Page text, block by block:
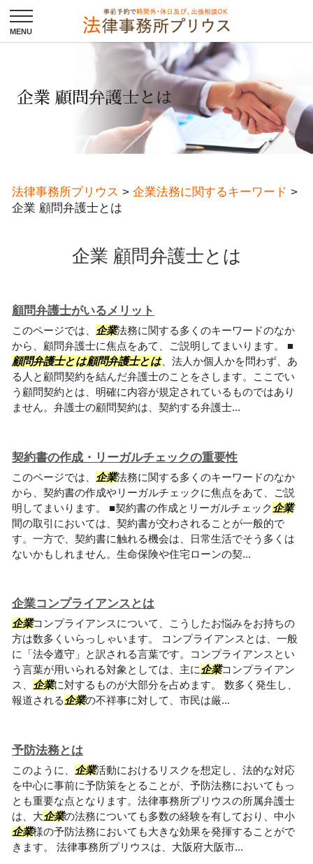
企業 顧問弁護士とは
法律事務所プリウス > 企業法務に関するキーワード >
企業 顧問弁護士とは
企業 顧問弁護士とは
顧問弁護士がいるメリット
このページでは、 企業法務に関する多くのキーワードのなか
から、顧問弁護士に焦点をあて、ご説明してまいります。 ■
顧問弁護士とは顧問弁護士とは、法人か個人かを問わず、あ
る人と顧問契約を結んだ弁護士のことをさします。ここでい
う顧問契約とは、明確に内容が規定されているものではあり
ません。弁護士の顧問契約は、契約する弁護士...
契約書の作成・リーガルチェックの重要性
このページでは、 企業法務に関する多くのキーワードのなか
から、契約書の作成やリーガルチェックに焦点をあて、ご説
明してまいります。 ■契約書の作成とリーガルチェック企業
間の取引においては、契約書が交わされることが一般的で
す。一方で、契約書に触れる機会は、日常生活でそう多くは
ないかもしれません。生命保険や住宅ローンの契...
企業コンプライアンスとは
企業コンプライアンスについて、こうしたお悩みをお持ちの
方は数多くいらっしゃいます。 コンプライアンスとは、一般
に「法令遵守」と訳される言葉です。コンプライアンスとい
う言葉が用いられる対象としては、主に企業コンプライアン
ス、 企業に対するものが大部分を占めます。 数多く発生し、
報道される企業の不祥事に対して、市民は厳...
予防法務とは
このように、 企業活動におけるリスクを想定し、法的な対応
を中心に事前に予防策をとることが、予防法務においてもっ
とも重要な点となります。法律事務所プリウスの所属弁護士
は、大企業の法務についても多数の経験を有しており、中小
企業様の予防法務においても大きな効果を発揮することがで
きます。 法律事務所プリウスは、大阪府大阪市...